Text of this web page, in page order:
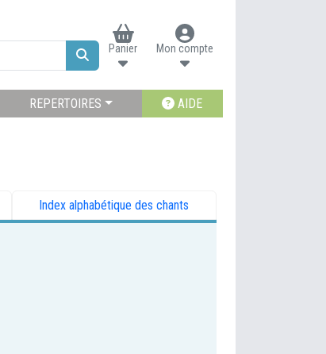
Panier Mon compte
REPERTOIRES AIDE
Index alphabétique des chants